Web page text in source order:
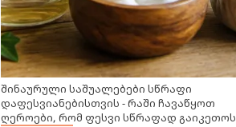
შინაურული საშუალებები სწრაფი
დაფესვიანებისთვის - რაში ჩავაწყოთ
ღეროები, რომ ფესვი სწრაფად გაიკეთოს